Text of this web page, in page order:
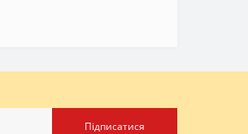
Підписатися